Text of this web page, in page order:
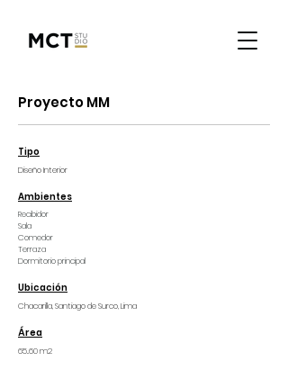
Proyecto MM
Tipo
Diseño Interior
Ambientes
Recibidor
Sala
Comedor
Terraza
Dormitorio principal
Ubicación
Chacarilla, Santiago de Surco, Lima
Área
65..60 m2